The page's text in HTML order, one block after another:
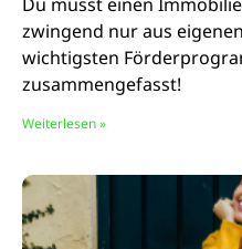
zwingend nur aus
wichtigsten
zusammengefasst!
Weiterlesen »